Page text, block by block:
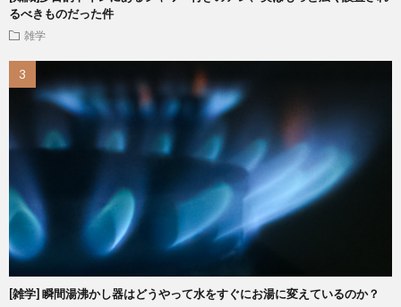
るべきものだった件
雑学
[雑学] 瞬間湯沸かし器はどうやって水をすぐにお湯に変えているのか？